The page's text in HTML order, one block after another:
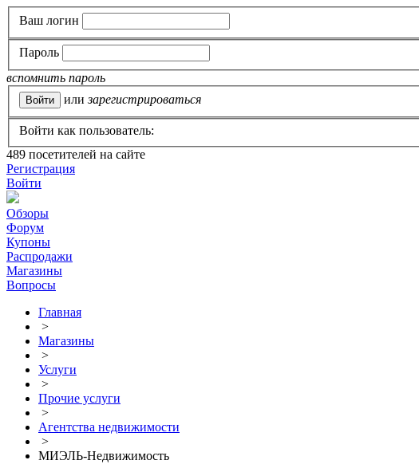
Ваш логин
Пароль
вспомнить пароль
или зарегистрироваться
Войти как пользователь:
489 посетителей на сайте
Регистрация
Войти
Обзоры
Форум
Купоны
Распродажи
Магазины
Вопросы
Главная
>
Магазины
>
Услуги
>
Прочие услуги
>
Агентства недвижимости
>
МИЭЛЬ-Недвижимость